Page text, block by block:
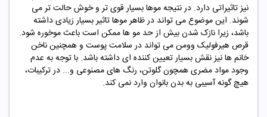
نیز تاثیراتی دارد. در نتیجه موها بسیار قوی تر و خوش حالت تر می
شوند. این موضوع می تواند در ظاهر موها تاثیر بسیار زیادی داشته
باشد، زیرا نازک شدن بیش از حد مو ها ممکن است باعث موخوره شود.
قرص هیرفولیک وومن می تواند در سلامت پوست و همچنین ناخن
خانم ها نیز نقش بسیار تعیین کننده ای داشته باشد. با توجه به عدم
وجود مواد مضری همچون گلوتن، رنگ های مصنوعی و... در ترکیبات،
هیچ گونه آسیبی به بدن بانوان وارد نمی کند.